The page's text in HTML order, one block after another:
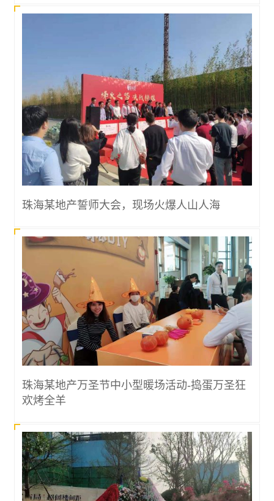
珠海某地产誓师大会，现场火爆人山人海
珠海某地产万圣节中小型暖场活动-捣蛋万圣狂
欢烤全羊